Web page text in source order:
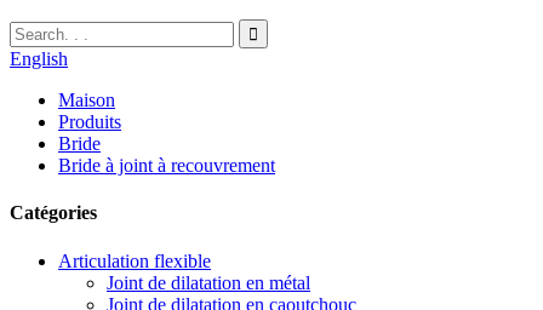
English
Maison
Produits
Bride
Bride à joint à recouvrement
Catégories
Articulation flexible
Joint de dilatation en métal
Joint de dilatation en caoutchouc